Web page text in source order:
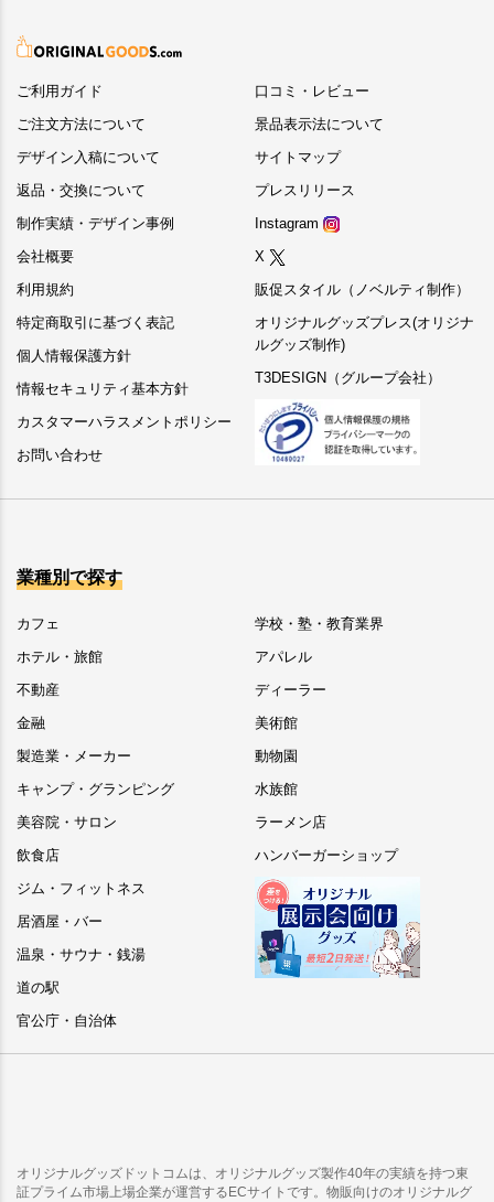
ご利用ガイド
ご注文方法について
デザイン入稿について
返品・交換について
制作実績・デザイン事例
会社概要
利用規約
特定商取引に基づく表記
個人情報保護方針
情報セキュリティ基本方針
カスタマーハラスメントポリシー
お問い合わせ
口コミ・レビュー
景品表示法について
サイトマップ
プレスリリース
Instagram
X
販促スタイル（ノベルティ制作）
オリジナルグッズプレス(オリジナ
ルグッズ制作)
T3DESIGN（グループ会社）
業種別で探す
カフェ
ホテル・旅館
不動産
金融
製造業・メーカー
キャンプ・グランピング
美容院・サロン
飲食店
ジム・フィットネス
居酒屋・バー
温泉・サウナ・銭湯
道の駅
官公庁・自治体
学校・塾・教育業界
アパレル
ディーラー
美術館
動物園
水族館
ラーメン店
ハンバーガーショップ
オリジナルグッズドットコムは、オリジナルグッズ製作40年の実績を持つ東
証プライム市場上場企業が運営するECサイトです。物販向けのオリジナルグ